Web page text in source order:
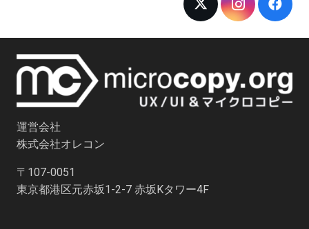
運営会社
株式会社オレコン
〒107-0051
東京都港区元赤坂1-2-7 赤坂Kタワー4F